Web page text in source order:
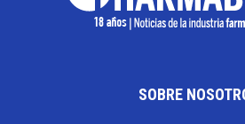
SOBRE